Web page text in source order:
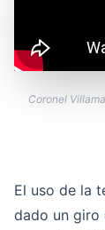
Coronel
El uso de la
dado un giro